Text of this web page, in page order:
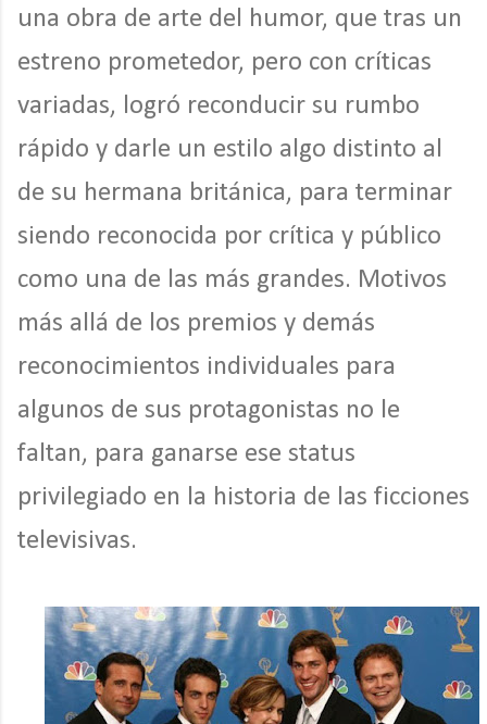
una obra de arte del humor, que tras un
estreno prometedor, pero con críticas
variadas, logró reconducir su rumbo
rápido y darle un estilo algo distinto al
de su hermana británica, para terminar
siendo reconocida por crítica y público
como una de las más grandes. Motivos
más allá de los premios y demás
reconocimientos individuales para
algunos de sus protagonistas no le
faltan, para ganarse ese status
privilegiado en la historia de las ficciones
televisivas.